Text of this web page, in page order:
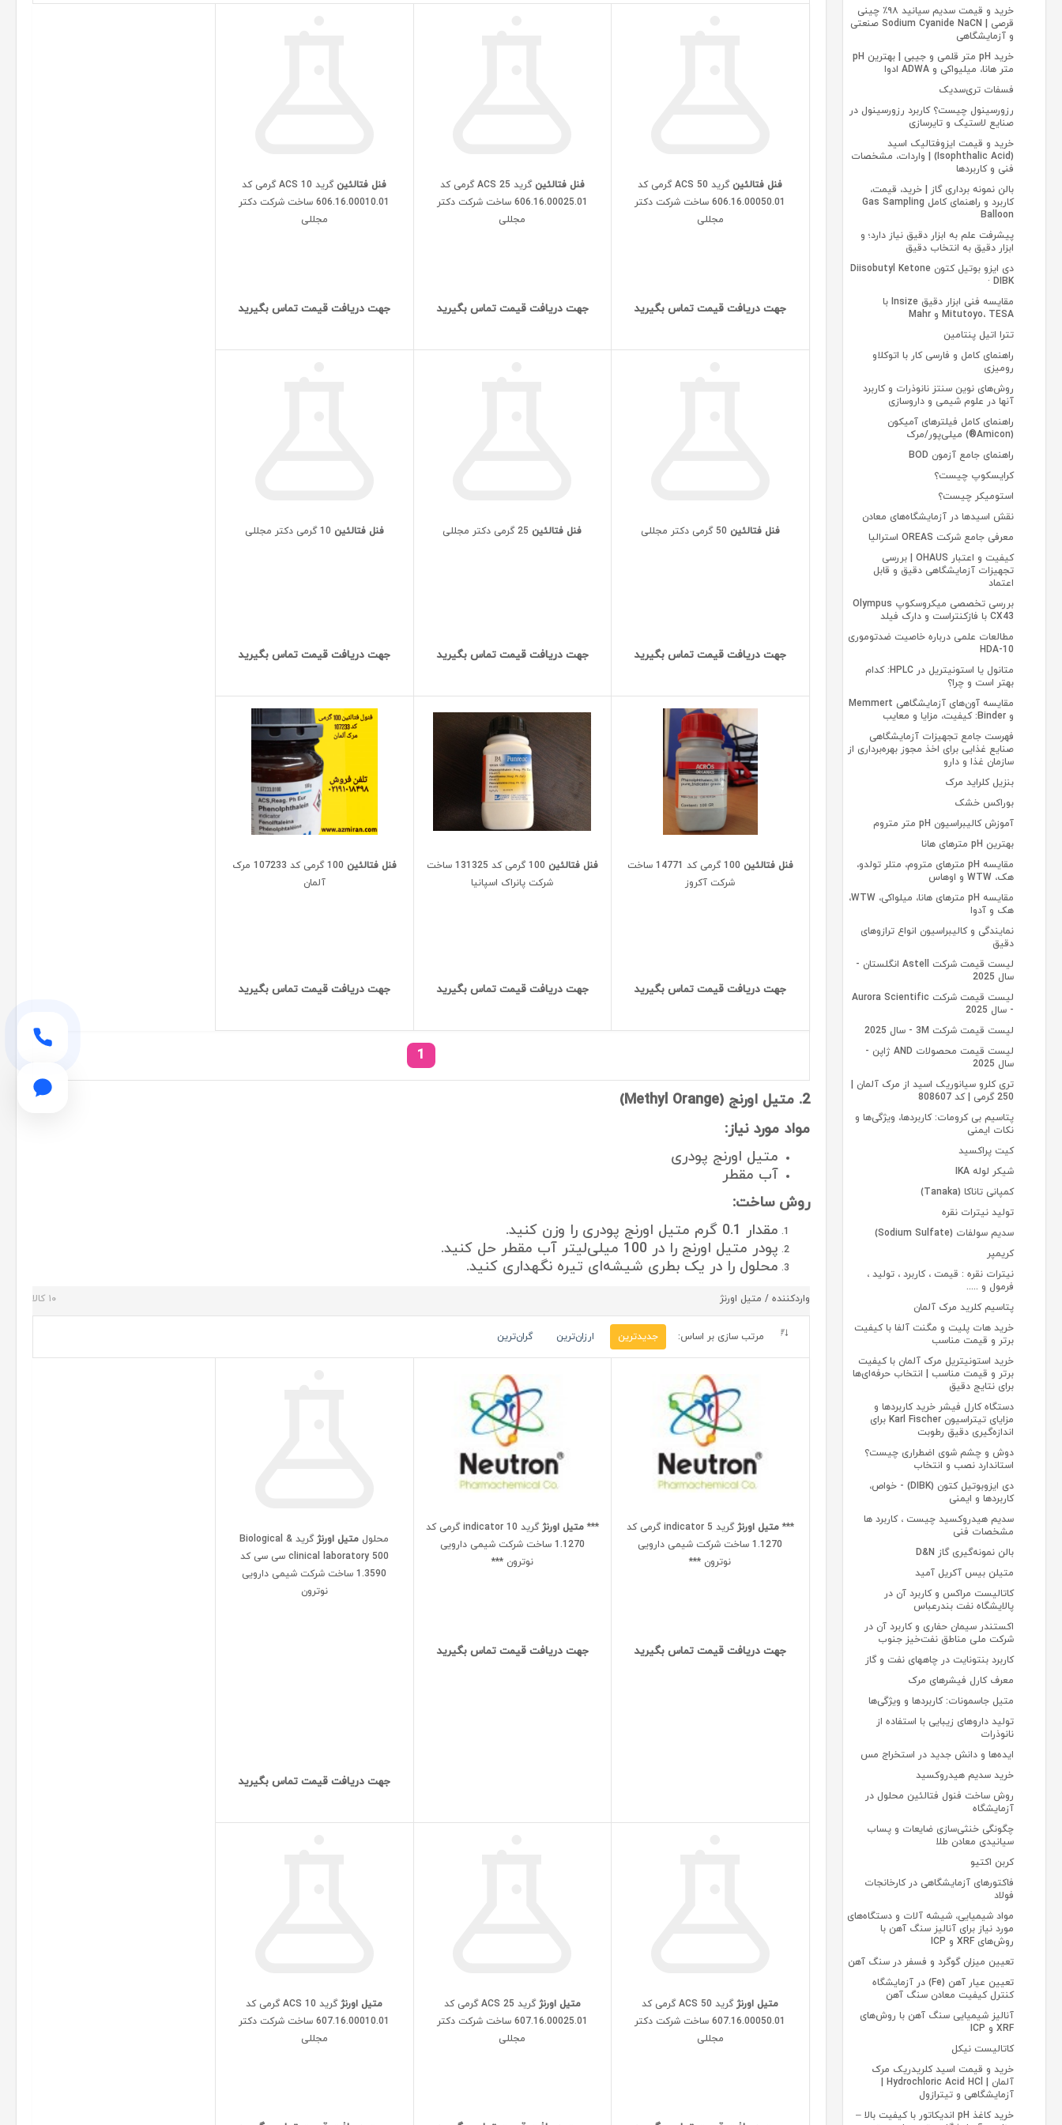
خرید و قیمت سدیم سیانید ۹۸٪ چینی
قرصی | Sodium Cyanide NaCN صنعتی
و آزمایشگاهی
خرید pH متر قلمی و جیبی | بهترین pH
متر هانا، میلیواکی و ADWA ادوا
فسفات تری‌سدیک
رزورسینول چیست؟ کاربرد رزورسینول در
صنایع لاستیک و تایرسازی
خرید و قیمت ایزوفتالیک اسید
(Isophthalic Acid) | واردات، مشخصات
فنی و کاربردها
بالن نمونه برداری گاز | خرید، قیمت،
کاربرد و راهنمای کامل Gas Sampling
Balloon
پیشرفت علم به ابزار دقیق نیاز دارد؛ و
ابزار دقیق به انتخاب دقیق
دی‌ ایزو بوتیل کتون Diisobutyl Ketone
· DIBK
مقایسه فنی ابزار دقیق Insize با
Mitutoyo، TESA و Mahr
تترا اتیل پنتامین
راهنمای کامل و فارسی کار با اتوکلاو
رومیزی
روش‌های نوین سنتز نانوذرات و کاربرد
آنها در علوم شیمی و داروسازی
راهنمای کامل فیلترهای آمیکون
(Amicon®) میلی‌پور/مرک
راهنمای جامع آزمون BOD
کرایسکوپ چیست؟
استومیکر چیست؟
نقش اسیدها در آزمایشگاه‌های معادن
معرفی جامع شرکت OREAS استرالیا
کیفیت و اعتبار OHAUS | بررسی
تجهیزات آزمایشگاهی دقیق و قابل
اعتماد
بررسی تخصصی میکروسکوپ Olympus
CX43 با فازکنتراست و دارک فیلد
مطالعات علمی درباره خاصیت ضدتوموری
10-HDA
متانول یا استونیتریل در HPLC: کدام
بهتر است و چرا؟
مقایسه آون‌های آزمایشگاهی Memmert
و Binder: کیفیت، مزایا و معایب
فهرست جامع تجهیزات آزمایشگاهی
صنایع غذایی برای اخذ مجوز بهره‌برداری از
سازمان غذا و دارو
بنزیل کلراید مرک
بوراکس خشک
آموزش کالیبراسیون pH متر متروم
بهترین pH مترهای هانا
مقایسه pH مترهای متروم، متلر تولدو،
هک، WTW و اوهاس
مقایسه pH مترهای هانا، میلواکی، WTW،
هک و آدوا
نمایندگی و کالیبراسیون انواع ترازوهای
دقیق
لیست قیمت شرکت Astell انگلستان -
سال 2025
لیست قیمت شرکت Aurora Scientific
- سال 2025
لیست قیمت شرکت 3M - سال 2025
لیست قیمت محصولات AND ژاپن -
سال 2025
تری کلرو سیانوریک اسید از مرک آلمان |
250 گرمی | کد 808607
پتاسیم بی کرومات: کاربردها، ویژگی‌ها و
نکات ایمنی
کیت پراکسید
شیکر لوله IKA
کمپانی تاناکا (Tanaka)
تولید نیترات نقره
سدیم سولفات (Sodium Sulfate)
کریمپر
نیترات نقره : قیمت ، کاربرد ، تولید ،
فرمول و .....
پتاسیم کلرید مرک آلمان
خرید هات پلیت و مگنت آلفا با کیفیت
برتر و قیمت مناسب
خرید استونیتریل مرک آلمان با کیفیت
برتر و قیمت مناسب | انتخاب حرفه‌ای‌ها
برای نتایج دقیق
دستگاه کارل فیشر خرید کاربردها و
مزایای تیتراسیون Karl Fischer برای
اندازه‌گیری دقیق رطوبت
دوش و چشم شوی اضطراری چیست؟
استاندارد نصب و انتخاب
دی ایزوبوتیل کتون (DIBK) - خواص،
کاربردها و ایمنی
سدیم هیدروکسید چیست ، کاربرد ها
مشخصات فنی
بالن نمونه‌گیری گاز D&N
متیلن بیس آکریل آمید
کاتالیست مراکس و کاربرد آن در
پالایشگاه نفت بندرعباس
اکستندر سیمان حفاری و کاربرد آن در
شرکت ملی مناطق نفت‌خیز جنوب
کاربرد بنتونایت در چاههای نفت و گاز
معرف‌ کارل فیشرهای مرک
متیل جاسمونات: کاربردها و ویژگی‌ها
تولید داروهای زیبایی با استفاده از
نانوذرات
ایده‌ها و دانش جدید در استخراج مس
خرید سدیم هیدروکسید
روش ساخت فنول فتالئین محلول در
آزمایشگاه
چگونگی خنثی‌سازی ضایعات و پساب
سیانیدی معادن طلا
کربن اکتیو
فاکتورهای آزمایشگاهی در کارخانجات
فولاد
مواد شیمیایی، شیشه آلات و دستگاه‌های
مورد نیاز برای آنالیز سنگ آهن با
روش‌های XRF و ICP
تعیین میزان گوگرد و فسفر در سنگ آهن
تعیین عیار آهن (Fe) در آزمایشگاه
کنترل کیفیت معادن سنگ آهن
آنالیز شیمیایی سنگ آهن با روش‌های
XRF و ICP
کاتالیست نیکل
خرید و قیمت اسید کلریدریک مرک
آزمایشگاهی و تیترازول
خرید کاغذ pH اندیکاتور با کیفیت بالا –
فنل فتالئین
گرید ACS 50 گرمی کد
606.16.00050.01 ساخت شرکت دکتر
مجللی
جهت دریافت قیمت تماس بگیرید
فنل فتالئین
گرید ACS 25 گرمی کد
606.16.00025.01 ساخت شرکت دکتر
مجللی
جهت دریافت قیمت تماس بگیرید
فنل فتالئین
گرید ACS 10 گرمی کد
606.16.00010.01 ساخت شرکت دکتر
مجللی
جهت دریافت قیمت تماس بگیرید
فنل فتالئین
جهت دریافت قیمت تماس بگیرید
فنل فتالئین
جهت دریافت قیمت تماس بگیرید
فنل فتالئین
جهت دریافت قیمت تماس بگیرید
فنل فتالئین
100 گرمی کد 14771 ساخت
شرکت آکروز
جهت دریافت قیمت تماس بگیرید
فنل فتالئین
100 گرمی کد 131325 ساخت
شرکت پانراک اسپانیا
جهت دریافت قیمت تماس بگیرید
فنل فتالئین
100 گرمی کد 107233 مرک
آلمان
جهت دریافت قیمت تماس بگیرید
1
2. متیل اورنج (Methyl Orange)
مواد مورد نیاز:
متیل اورنج پودری
آب مقطر
روش ساخت:
مقدار 0.1 گرم متیل اورنج پودری را وزن کنید.
پودر متیل اورنج را در 100 میلی‌لیتر آب مقطر حل کنید.
محلول را در یک بطری شیشه‌ای تیره نگهداری کنید.
واردکننده / متیل اورنژ ۱۰ کالا
مرتب سازی بر اساس: جدیدترین ارزان‌ترین گران‌ترین
***متیل اورنژ
گرید indicator 5 گرمی کد
1.1270 ساخت شرکت شیمی دارویی
نوترون ***
جهت دریافت قیمت تماس بگیرید
***متیل اورنژ
گرید indicator 10 گرمی کد
1.1270 ساخت شرکت شیمی دارویی
نوترون ***
جهت دریافت قیمت تماس بگیرید
محلول متیل اورنژ
گرید Biological &
clinical laboratory 500 سی سی کد
1.3590 ساخت شرکت شیمی دارویی
نوترون
جهت دریافت قیمت تماس بگیرید
متیل اورنژ
گرید ACS 50 گرمی کد
607.16.00050.01 ساخت شرکت دکتر
مجللی
متیل اورنژ
گرید ACS 25 گرمی کد
607.16.00025.01 ساخت شرکت دکتر
مجللی
متیل اورنژ
گرید ACS 10 گرمی کد
607.16.00010.01 ساخت شرکت دکتر
مجللی